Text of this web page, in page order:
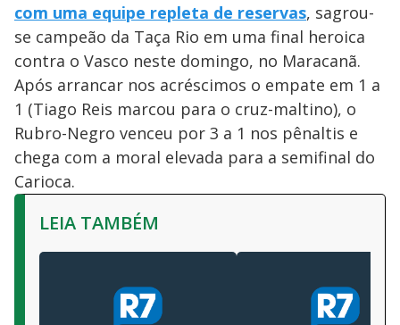
com uma equipe repleta de reservas, sagrou-
se campeão da Taça Rio em uma final heroica
contra o Vasco neste domingo, no Maracanã.
Após arrancar nos acréscimos o empate em 1 a
1 (Tiago Reis marcou para o cruz-maltino), o
Rubro-Negro venceu por 3 a 1 nos pênaltis e
chega com a moral elevada para a semifinal do
Carioca.
LEIA TAMBÉM